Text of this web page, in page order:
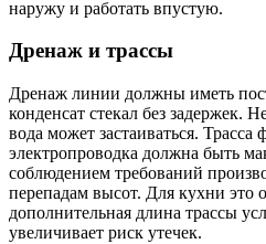
наружу и работать впустую.
Дренаж и трассы
Дренаж линии должны иметь
конденсат стекал без задержек.
вода может застаиваться. Трасса
электропроводка должна быть
соблюдением требований
перепадам высот. Для кухни это
дополнительная длина трассы
увеличивает риск утечек.